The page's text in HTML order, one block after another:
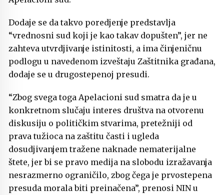
Dodaje se da takvo poredjenje predstavlja
“vrednosni sud koji je kao takav dopušten”, jer ne
zahteva utvrdjivanje istinitosti, a ima činjeničnu
podlogu u navedenom izveštaju Zaštitnika građana,
dodaje se u drugostepenoj presudi.
“Zbog svega toga Apelacioni sud smatra da je u
konkretnom slučaju interes društva na otvorenu
diskusiju o političkim stvarima, pretežniji od
prava tužioca na zaštitu časti i ugleda
dosudjivanjem tražene naknade nematerijalne
štete, jer bi se pravo medija na slobodu izražavanja
nesrazmerno ograničilo, zbog čega je prvostepena
presuda morala biti preinačena”, prenosi NIN u